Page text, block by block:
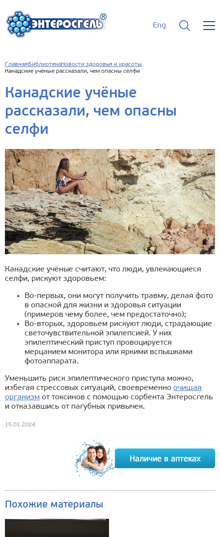
Eng
Главная БиблиотекаНовости здоровья и красоты
Канадские учёные рассказали, чем опасны селфи
Канадские учёные
рассказали, чем опасны
селфи
Канадские учёные считают, что люди, увлекающиеся
селфи, рискуют здоровьем:
Во-первых, они могут получить травму, делая фото
в опасной для жизни и здоровья ситуации
(примеров чему более, чем предостаточно);
Во-вторых, здоровьем рискуют люди, страдающие
светочувствительной эпилепсией. У них
эпилептический приступ провоцируется
мерцанием монитора или яркими вспышками
фотоаппарата.
Уменьшить риск эпилептического приступа можно,
избегая стрессовых ситуаций, своевременно очищая
организм от токсинов с помощью сорбента Энтеросгель
и отказавшись от пагубных привычек.
15.01.2024
Похожие материалы